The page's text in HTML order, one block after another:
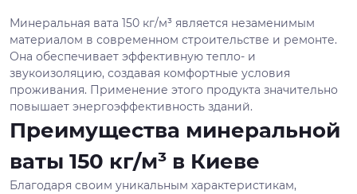
Минеральная вата 150 кг/м³ является незаменимым
материалом в современном строительстве и ремонте.
Она обеспечивает эффективную тепло- и
звукоизоляцию, создавая комфортные условия
проживания. Применение этого продукта значительно
повышает энергоэффективность зданий.
Преимущества минеральной
ваты 150 кг/м³ в Киеве
Благодаря своим уникальным характеристикам,